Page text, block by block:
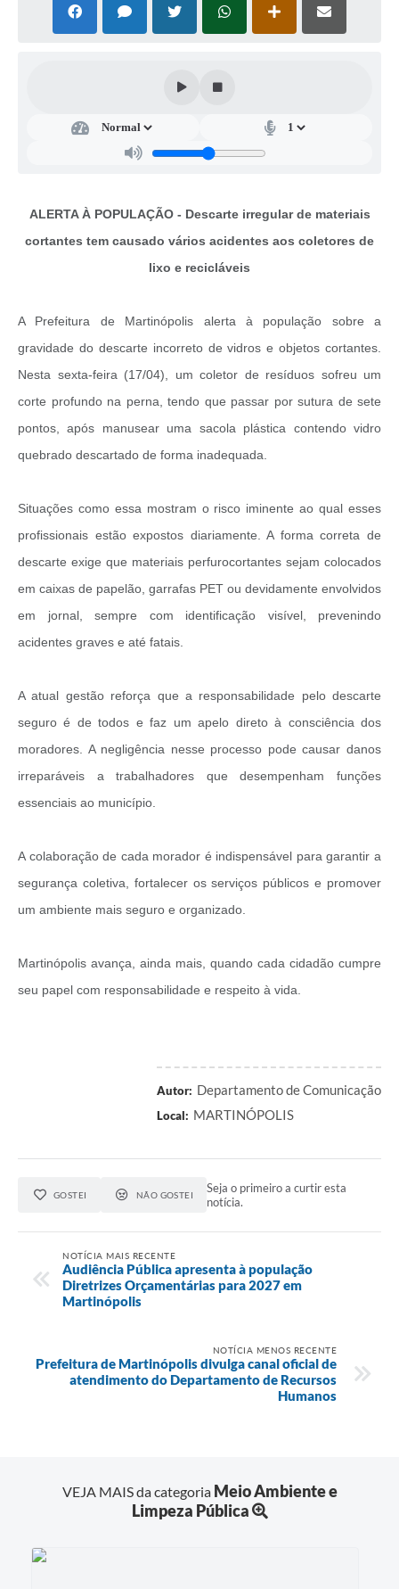
Casa dos Conselhos
Publicações do Departamento de Educação
Fundo Municipal dos Direitos da Criança e do Adolescente
Cadastro de Fornecedores
Obras
Casa das Artesãs
CAPS AD II “João Maria Lúcio Martins”
Multimídia - Hino de Martinópolis
Parceria Entidades 3º Setor
Legislação Municipal
Galeria de Fotos
Arquivos para Download
Carta de Serviços
ALERTA À POPULAÇÃO - Descarte irregular de materiais
cortantes tem causado vários acidentes aos coletores de
lixo e recicláveis
A Prefeitura de Martinópolis alerta à população sobre a
gravidade do descarte incorreto de vidros e objetos cortantes.
Nesta sexta-feira (17/04), um coletor de resíduos sofreu um
corte profundo na perna, tendo que passar por sutura de sete
pontos, após manusear uma sacola plástica contendo vidro
quebrado descartado de forma inadequada.
Situações como essa mostram o risco iminente ao qual esses
profissionais estão expostos diariamente. A forma correta de
descarte exige que materiais perfurocortantes sejam colocados
em caixas de papelão, garrafas PET ou devidamente envolvidos
em jornal, sempre com identificação visível, prevenindo
acidentes graves e até fatais.
A atual gestão reforça que a responsabilidade pelo descarte
seguro é de todos e faz um apelo direto à consciência dos
moradores. A negligência nesse processo pode causar danos
irreparáveis a trabalhadores que desempenham funções
essenciais ao município.
A colaboração de cada morador é indispensável para garantir a
segurança coletiva, fortalecer os serviços públicos e promover
um ambiente mais seguro e organizado.
Martinópolis avança, ainda mais, quando cada cidadão cumpre
seu papel com responsabilidade e respeito à vida.
Autor: Departamento de Comunicação
Local: MARTINÓPOLIS
GOSTEI NÃO GOSTEI
Seja o primeiro a curtir esta
notícia.
NOTÍCIA MAIS RECENTE
Audiência Pública apresenta à população
Diretrizes Orçamentárias para 2027 em
Martinópolis
NOTÍCIA MENOS RECENTE
Prefeitura de Martinópolis divulga canal oficial de
atendimento do Departamento de Recursos
Humanos
VEJA MAIS da categoria Meio Ambiente e
Limpeza Pública